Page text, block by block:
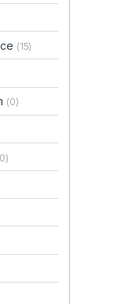
(15)
(0)